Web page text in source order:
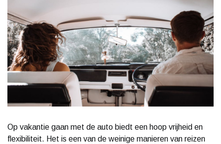
Op vakantie gaan met de auto biedt een hoop vrijheid en
flexibiliteit. Het is een van de weinige manieren van reizen